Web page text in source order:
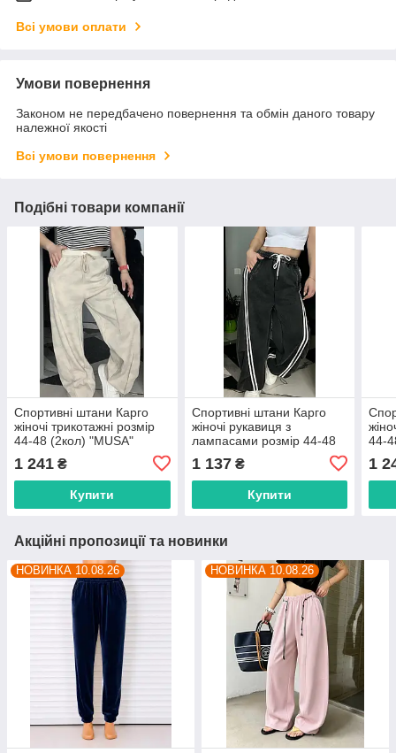
Всі умови оплати
Умови повернення
Законом не передбачено повернення та обмін даного товару
належної якості
Всі умови повернення
Подібні товари компанії
Спортивні штани Карго
жіночі трикотажні розмір
44-48 (2кол) "MUSA"
постачальника
1 241 ₴
Купити
Спортивні штани Карго
жіночі рукавиця з
лампасами розмір 44-48
прямого постачальника
1 137₴
Купити
44-
1
Акційні пропозиції та новинки
НОВИНКА 10.08.26 НОВИНКА 10.08.26